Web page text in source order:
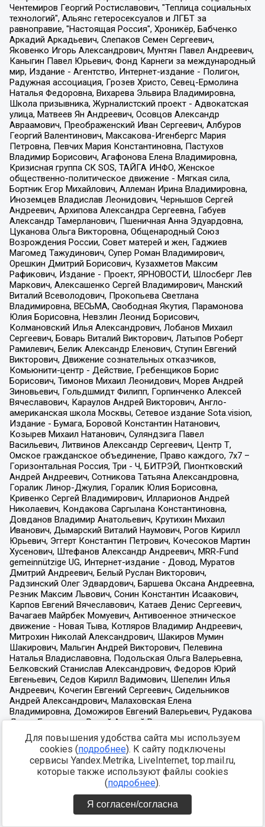
Для повышения удобства сайта мы используем
cookies (подробнее). К сайту подключены
сервисы Yandex.Metrika, LiveInternet, top.mail.ru,
которые также используют файлы cookies
(подробнее).
Я согласен/согласна